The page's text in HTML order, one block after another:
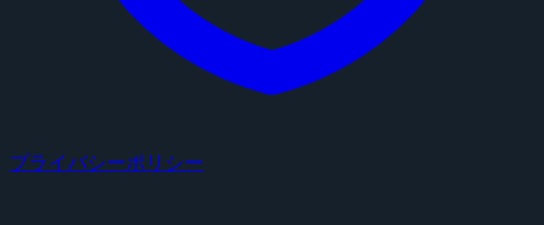
プライバシーポリシー